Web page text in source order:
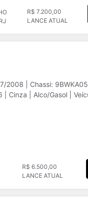
R$ 7.200,00
LANCE ATUAL
2008 | Chassi:
Gasol | Veículo
R$ 6.500,00
LANCE ATUAL